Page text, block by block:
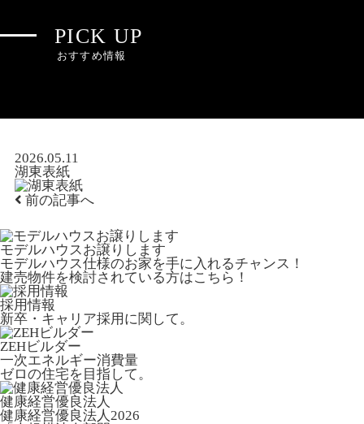
PICK UP
おすすめ情報
2026.05.11
湖東表紙
前の記事へ
モデルハウスお譲りします
モデルハウス仕様のお家を手に入れるチャンス！
建売物件を検討されている方はこちら！
採用情報
新卒・キャリア採用に関して。
ZEHビルダー
一次エネルギー消費量
ゼロの住宅を目指して。
健康経営優良法人
健康経営優良法人2026